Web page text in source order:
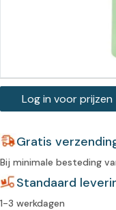
Log in voor prijzen
Gratis
Bij minimale besteding
Standaard
1-3 werkdagen